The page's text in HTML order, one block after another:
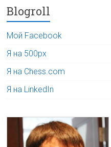
Blogroll
Мой Facebook
Я на 500px
Я на Chess.com
Я на LinkedIn